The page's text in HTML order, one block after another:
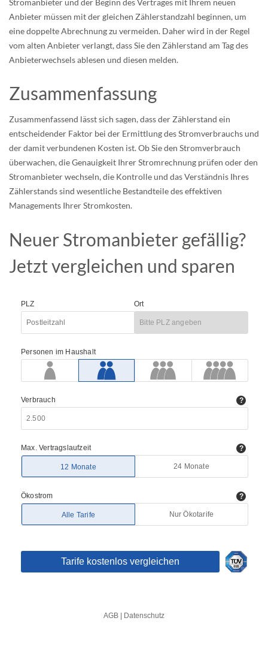
Anbieter müssen mit der gleichen Zählerstandzahl beginnen, um
eine doppelte Abrechnung zu vermeiden. Daher wird in der Regel
vom alten Anbieter verlangt, dass Sie den Zählerstand am Tag des
Anbieterwechsels ablesen und diesen melden.
Zusammenfassung
Zusammenfassend lässt sich sagen, dass der Zählerstand ein
entscheidender Faktor bei der Ermittlung des Stromverbrauchs und
der damit verbundenen Kosten ist. Ob Sie den Stromverbrauch
überwachen, die Genauigkeit Ihrer Stromrechnung prüfen oder den
Stromanbieter wechseln, die Kontrolle und das Verständnis Ihres
Zählerstands sind wesentliche Bestandteile des effektiven
Managements Ihrer Stromkosten.
Neuer Stromanbieter gefällig?
Jetzt vergleichen und sparen